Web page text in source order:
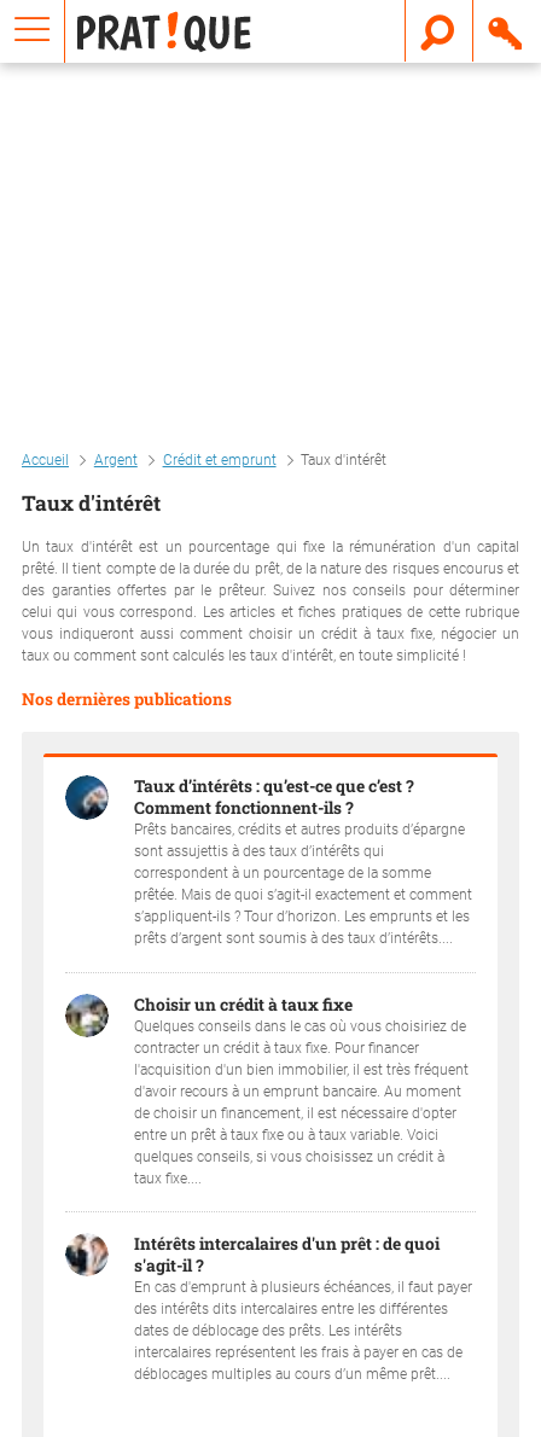
Accueil Argent Crédit et emprunt Taux d'intérêt
Taux d'intérêt
Un taux d'intérêt est un pourcentage qui fixe la rémunération d'un capital
prêté. Il tient compte de la durée du prêt, de la nature des risques encourus et
des garanties offertes par le prêteur. Suivez nos conseils pour déterminer
celui qui vous correspond. Les articles et fiches pratiques de cette rubrique
vous indiqueront aussi comment choisir un crédit à taux fixe, négocier un
taux ou comment sont calculés les taux d'intérêt, en toute simplicité !
Nos dernières publications
Taux d’intérêts : qu’est-ce que c’est ?
Comment fonctionnent-ils ?
Prêts bancaires, crédits et autres produits d’épargne
sont assujettis à des taux d’intérêts qui
correspondent à un pourcentage de la somme
prêtée. Mais de quoi s’agit-il exactement et comment
s’appliquent-ils ? Tour d’horizon. Les emprunts et les
prêts d’argent sont soumis à des taux d’intérêts....
Choisir un crédit à taux fixe
Quelques conseils dans le cas où vous choisiriez de
contracter un crédit à taux fixe. Pour financer
l'acquisition d'un bien immobilier, il est très fréquent
d'avoir recours à un emprunt bancaire. Au moment
de choisir un financement, il est nécessaire d'opter
entre un prêt à taux fixe ou à taux variable. Voici
quelques conseils, si vous choisissez un crédit à
taux fixe....
Intérêts intercalaires d'un prêt : de quoi
s'agit-il ?
En cas d'emprunt à plusieurs échéances, il faut payer
des intérêts dits intercalaires entre les différentes
dates de déblocage des prêts. Les intérêts
intercalaires représentent les frais à payer en cas de
déblocages multiples au cours d’un même prêt....
E
m
a